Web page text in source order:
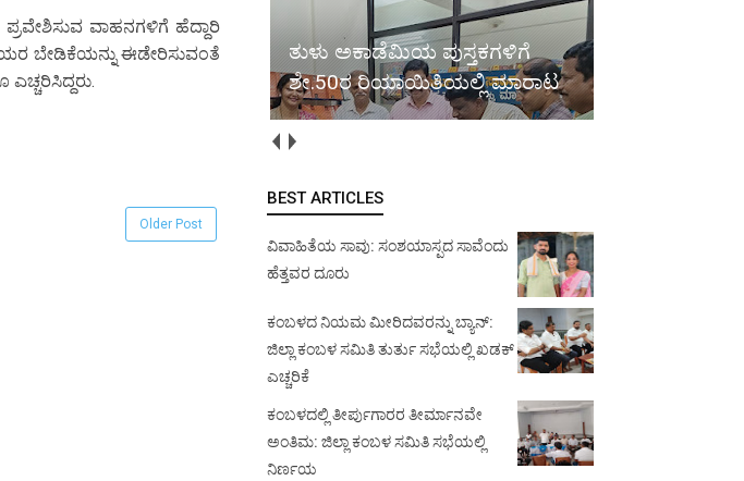
ಪ್ರವೇಶಿಸುವ ವಾಹನಗಳಿಗೆ ಹೆದ್ದಾರಿ
ಬೇಡಿಕೆಯನ್ನು ಈಡೇರಿಸುವಂತೆ
Older Post
ತುಳು ಅಕಾಡೆಮಿಯ ಪುಸ್ತಕಗಳಿಗೆ
ಶೇ.50ರ ರಿಯಾಯಿತಿಯಲ್ಲಿ ಮಾರಾಟ
BEST ARTICLES
ವಿವಾಹಿತೆಯ ಸಾವು: ಸಂಶಯಾಸ್ಪದ ಸಾವೆಂದು
ಹೆತ್ತವರ ದೂರು
ಕಂಬಳದ ನಿಯಮ ಮೀರಿದವರನ್ನು ಬ್ಯಾನ್:
ಜಿಲ್ಲಾ ಕಂಬಳ ಸಮಿತಿ ತುರ್ತು ಸಭೆಯಲ್ಲಿ ಖಡಕ್
ಎಚ್ಚರಿಕೆ
ಕಂಬಳದಲ್ಲಿ ತೀರ್ಪುಗಾರರ ತೀರ್ಮಾನವೇ
ಅಂತಿಮ: ಜಿಲ್ಲಾ ಕಂಬಳ ಸಮಿತಿ ಸಭೆಯಲ್ಲಿ
ನಿರ್ಣಯ